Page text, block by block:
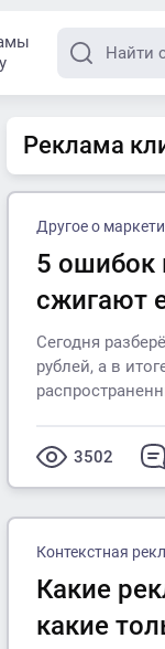
Реклама
Другое о
5 ошибок
сжигают
Сегодня
рублей, а в
3502
Контекстная
Какие
какие